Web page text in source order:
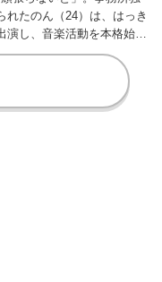
れたのん（24）は、はっき
演し、音楽活動を本格始動